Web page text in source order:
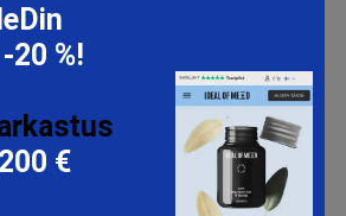
LISÄTIETOJA
%!
€